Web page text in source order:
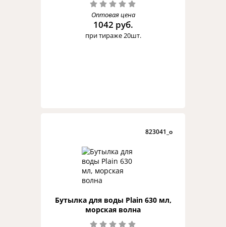
Оптовая цена
1042 руб.
при тираже 20шт.
823041_o
Бутылка для воды Plain 630 мл,
морская волна